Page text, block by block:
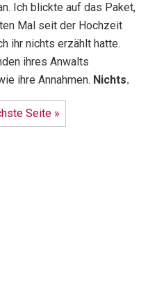
Ich blickte auf das Paket,
Mal seit der Hochzeit
ihr nichts erzählt hatte.
ihres Anwalts
ihre Annahmen. Nichts.
Seite »